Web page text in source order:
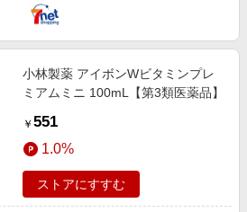
小林製薬 アイボンWビタミンプレ
ミアムミニ 100mL【第3類医薬品】
￥ 551
1.0%
ストアにすすむ